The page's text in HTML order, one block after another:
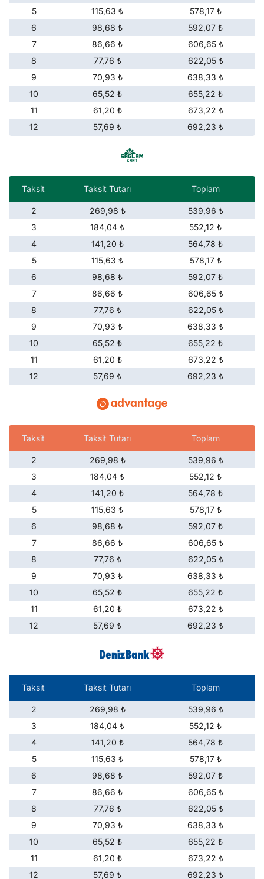
5
115,63 ₺
578,17 ₺
6
98,68 ₺
592,07 ₺
7
86,66 ₺
606,65 ₺
8
77,76 ₺
622,05 ₺
9
70,93 ₺
638,33 ₺
10
65,52 ₺
655,22 ₺
11
61,20 ₺
673,22 ₺
12
57,69 ₺ 692,23 ₺
Taksit Taksit Tutarı Toplam
2 269,98 ₺
539,96 ₺
3
184,04 ₺
552,12 ₺
4
141,20 ₺
564,78 ₺
5
115,63 ₺
578,17 ₺
6
98,68 ₺
592,07 ₺
7
86,66 ₺
606,65 ₺
8
77,76 ₺
622,05 ₺
9
70,93 ₺
638,33 ₺
10
65,52 ₺
655,22 ₺
11
61,20 ₺
673,22 ₺
12
57,69 ₺ 692,23 ₺
Taksit Taksit Tutarı Toplam
2 269,98 ₺
539,96 ₺
3
184,04 ₺
552,12 ₺
4
141,20 ₺
564,78 ₺
5
115,63 ₺
578,17 ₺
6
98,68 ₺
592,07 ₺
7
86,66 ₺
606,65 ₺
8
77,76 ₺
622,05 ₺
9
70,93 ₺
638,33 ₺
10
65,52 ₺
655,22 ₺
11
61,20 ₺
673,22 ₺
12
57,69 ₺ 692,23 ₺
Taksit Taksit Tutarı Toplam
2 269,98 ₺
539,96 ₺
3
184,04 ₺
552,12 ₺
4
141,20 ₺
564,78 ₺
5
115,63 ₺
578,17 ₺
6
98,68 ₺
592,07 ₺
7
86,66 ₺
606,65 ₺
8
77,76 ₺
622,05 ₺
9
70,93 ₺
638,33 ₺
10
65,52 ₺
655,22 ₺
11
61,20 ₺
673,22 ₺
12
57,69 ₺ 692,23 ₺